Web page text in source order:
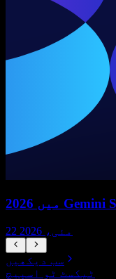
22 مئی، 2026
سب دیکھیں
ٹیکسٹ ٹو اسپیچ